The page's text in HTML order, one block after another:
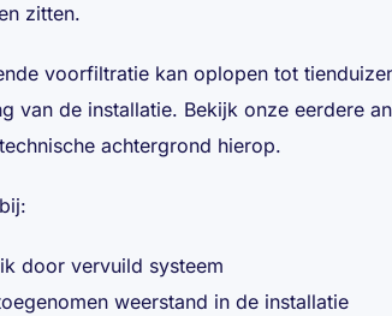
zitten.
voorfiltratie kan oplopen tot
van de installatie. Bekijk onze eerdere
achtergrond hierop.
door vervuild systeem
weerstand in de installatie